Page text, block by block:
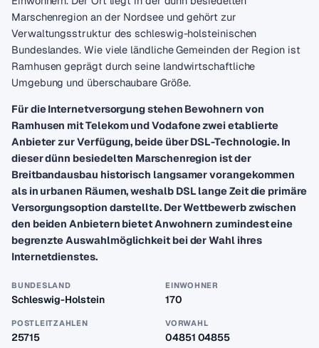
Marschenregion an der Nordsee und gehört zur
Verwaltungsstruktur des schleswig-holsteinischen
Bundeslandes. Wie viele ländliche Gemeinden der Region ist
Ramhusen geprägt durch seine landwirtschaftliche
Umgebung und überschaubare Größe.
Für die Internetversorgung stehen Bewohnern von
Ramhusen mit Telekom und Vodafone zwei etablierte
Anbieter zur Verfügung, beide über DSL-Technologie. In
dieser dünn besiedelten Marschenregion ist der
Breitbandausbau historisch langsamer vorangekommen
als in urbanen Räumen, weshalb DSL lange Zeit die primäre
Versorgungsoption darstellte. Der Wettbewerb zwischen
den beiden Anbietern bietet Anwohnern zumindest eine
begrenzte Auswahlmöglichkeit bei der Wahl ihres
Internetdienstes.
BUNDESLAND
Schleswig-Holstein
EINWOHNER
170
POSTLEITZAHLEN
25715
VORWAHL
04851 04855